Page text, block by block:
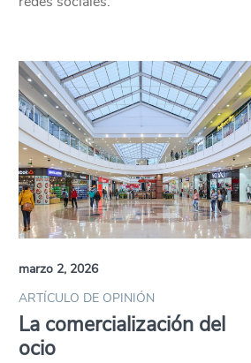
marzo 2, 2026
ARTÍCULO DE OPINIÓN
La comercialización del
ocio